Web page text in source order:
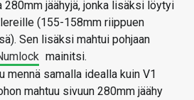
280mm jäähyjä, jonka lisäksi löytyi
(155-158mm riippuen
Sen lisäksi mahtui pohjaan
mainitsi.
samalla idealla kuin V1
mahtuu sivuun 280mm jäähy